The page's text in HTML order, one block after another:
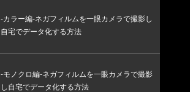
-カラー編-ネガフィルムを一眼カメラで撮影し
自宅でデータ化する方法
-モノクロ編-ネガフィルムを一眼カメラで撮影
し自宅でデータ化する方法